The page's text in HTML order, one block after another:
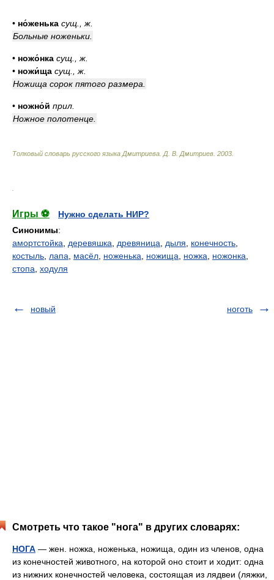
• но́женька сущ.
ж.
Больные ноженьки.
• ножо́нка сущ.
ж.
• ножи́ща сущ.
ж.
Ножища сорок пятого размера.
• ножно́й прил.
Ножное полотенце.
Толковый словарь русского языка Дмитриева Д. В. Дмитриев. 2003
Игры ⚽
Нужно сделать НИР?
Синонимы:
амортстойка
деревяшка древяница дыля конечность
костыль лапа масёл ноженька ножища ножка ножонка
стопа ходуля
новый ноготь
Смотреть что такое "нога" в других словарях:
НОГА — жен. ножка, ноженька, ножища, один из членов, одна
из конечностей животного, на которой оно стоит и ходит: одна
из нижних конечностей человека, состоящая из лядвеи (ляжки,